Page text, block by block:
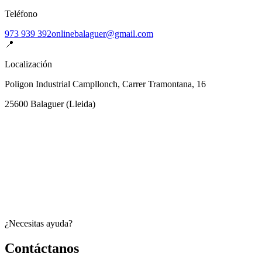
Teléfono
973 939 392onlinebalaguer@gmail.com
📍
Localización
Poligon Industrial Campllonch, Carrer Tramontana, 16
25600 Balaguer(Lleida)
¿Necesitas ayuda?
Contáctanos